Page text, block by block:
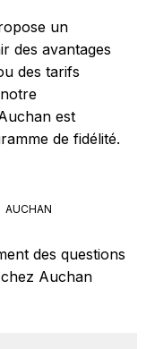
un
des avantages
des tarifs
est
de fidélité.
AUCHAN
des questions
Auchan